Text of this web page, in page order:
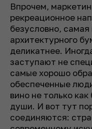
Впрочем,
рекреационное
безусловно,
архитектурного
деликатнее.
заступают не
самые хорошо
обеспеченные
вино не только
души. И вот тут
соединяются: